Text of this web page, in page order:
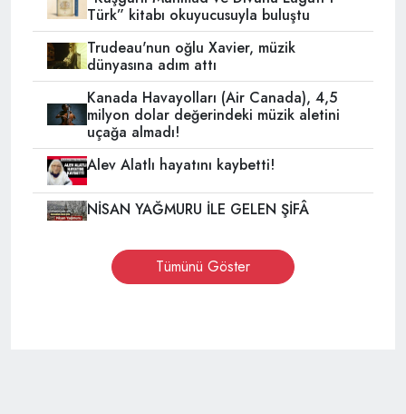
Türk” kitabı okuyucusuyla buluştu
Trudeau'nun oğlu Xavier, müzik
dünyasına adım attı
Kanada Havayolları (Air Canada), 4,5
milyon dolar değerindeki müzik aletini
uçağa almadı!
Alev Alatlı hayatını kaybetti!
NİSAN YAĞMURU İLE GELEN ŞİFÂ
Tümünü Göster